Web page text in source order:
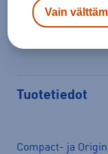
Tuotetiedot
Compact- ja
Vain